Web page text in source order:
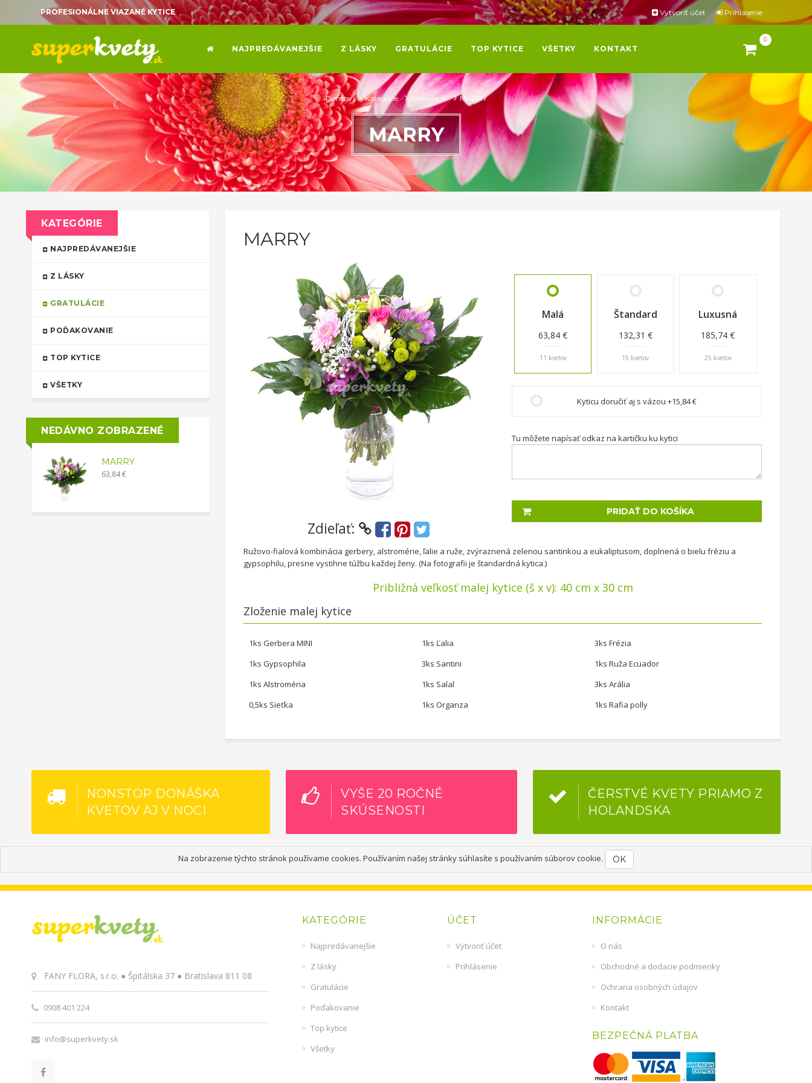
PROFESIONÁLNE VIAZANÉ KYTICE Vytvoriť účet Prihlásenie
NAJPREDÁVANEJŠIE Z LÁSKY GRATULÁCIE TOP KYTICE VŠETKY KONTAKT
0
Domov Kategórie Gratulácie MARRY
MARRY
MARRY
Zdieľať:
Malá
63,84 €
11 kvetov
Štandard
132,31 €
15 kvetov
Luxusná
185,74 €
25 kvetov
Kyticu doručiť aj s vázou +15,84 €
Tu môžete napísať odkaz na kartičku ku kytici
PRIDAŤ DO KOŠÍKA
Ružovo-fialová kombinácia gerbery, alstromérie, ľalie a ruže, zvýraznená zelenou santinkou a eukaliptusom, doplnená o bielu fréziu a
gypsophilu, presne vystihne túžbu každej ženy. (Na fotografii je štandardná kytica.)
Približná veľkosť malej kytice (š x v): 40 cm x 30 cm
Zloženie malej kytice
1ks Gerbera MINI 1ks Ľalia
3ks Frézia
1ks Gypsophila
3ks Santini
1ks Ruža Ecuador
1ks Alstroméria
1ks Salal
3ks Arália
0,5ks Sieťka
1ks Organza 1ks Rafia polly
KATEGÓRIE
NAJPREDÁVANEJŠIE
Z LÁSKY
GRATULÁCIE
POĎAKOVANIE
TOP KYTICE
VŠETKY
NEDÁVNO ZOBRAZENÉ
MARRY
63,84 €
NONSTOP DONÁŠKA
KVETOV AJ V NOCI
VYŠE 20 ROČNÉ
SKÚSENOSTI
ČERSTVÉ KVETY PRIAMO Z
HOLANDSKA
Na zobrazenie týchto stránok používame cookies. Používaním našej stránky súhlasíte s používaním súborov cookie. OK
FANY FLORA, s.r.o. ● Špitálska 37 ● Bratislava 811 08
0908 401 224
info@superkvety.sk
KATEGÓRIE
Najpredávanejšie
Z lásky
Gratulácie
Poďakovanie
Top kytice
Všetky
ÚČET
Vytvoriť účet
Prihlásenie
INFORMÁCIE
O nás
Obchodné a dodacie podmienky
Ochrana osobných údajov
Kontakt
BEZPEČNÁ PLATBA